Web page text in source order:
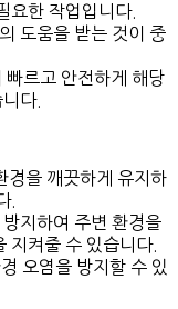
요한 작업입니다.
도움을 받는 것이 중
빠르고 안전하게 해당
다.
경을 깨끗하게 유지하
.
지하여 주변 환경을
지켜줄 수 있습니다.
오염을 방지할 수 있